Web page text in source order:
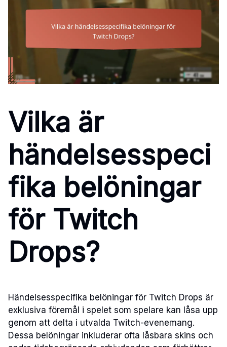
Vilka är
händelsesspeci
fika belöningar
för Twitch
Drops?
Händelsesspecifika belöningar för Twitch Drops är
exklusiva föremål i spelet som spelare kan låsa upp
genom att delta i utvalda Twitch-evenemang.
Dessa belöningar inkluderar ofta låsbara skins och